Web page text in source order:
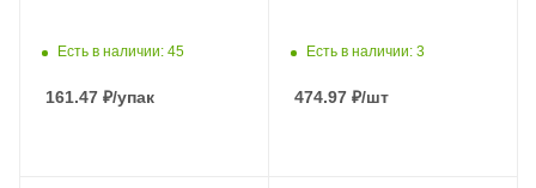
Есть в наличии: 45
161.47 ₽/упак
Есть в наличии: 3
474.97 ₽/шт